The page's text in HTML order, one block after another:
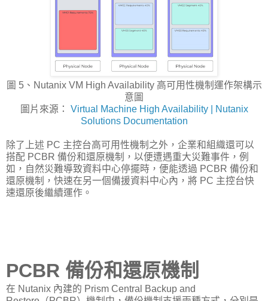
圖 5、Nutanix VM High Availability 高可用性機制運作架構示
意圖
圖片來源： Virtual Machine High Availability | Nutanix
Solutions Documentation
除了上述 PC 主控台高可用性機制之外，企業和組織還可以
搭配 PCBR 備份和還原機制，以便遭遇重大災難事件，例
如，自然災難導致資料中心停擺時，便能透過 PCBR 備份和
還原機制，快速在另一個備援資料中心內，將 PC 主控台快
速還原後繼續運作。
PCBR 備份和還原機制
在 Nutanix 內建的 Prism Central Backup and